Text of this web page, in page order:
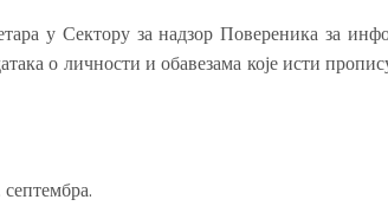
у Сектору за надзор Повереника за
о личности и обавезама које исти